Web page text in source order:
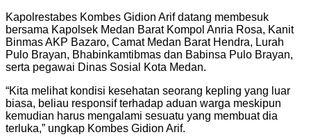
Kapolrestabes Kombes Gidion Arif datang membesuk
bersama Kapolsek Medan Barat Kompol Anria Rosa, Kanit
Binmas AKP Bazaro, Camat Medan Barat Hendra, Lurah
Pulo Brayan, Bhabinkamtibmas dan Babinsa Pulo Brayan,
serta pegawai Dinas Sosial Kota Medan.
“Kita melihat kondisi kesehatan seorang kepling yang luar
biasa, beliau responsif terhadap aduan warga meskipun
kemudian harus mengalami sesuatu yang membuat dia
terluka,” ungkap Kombes Gidion Arif.